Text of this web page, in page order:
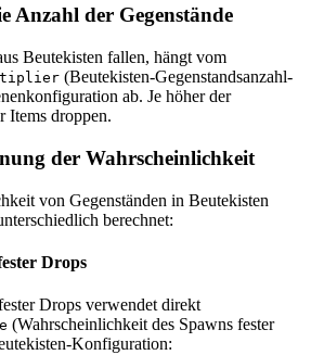
Anzahl der Gegenstände
Beutekisten fallen, hängt vom
(Beutekisten-Gegenstandsanzahl-
ab. Je höher der
Items droppen.
der Wahrscheinlichkeit
von Gegenständen in Beutekisten
berechnet:
Drops
Drops verwendet direkt
(Wahrscheinlichkeit des Spawns fester
Konfiguration: